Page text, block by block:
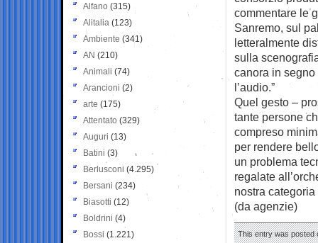
commentare le
Sanremo, sul
letteralmente
sulla
canora in
l’audio.”
Quel gesto –
tante persone
compreso
per rendere
un problema
regalate
nostra categoria
(da agenzie)
This entry was posted
Alfano (315)
Alitalia (123)
Ambiente (341)
AN (210)
Animali (74)
Arancioni (2)
arte (175)
Attentato (329)
Auguri (13)
Batini (3)
Berlusconi (4.295)
Bersani (234)
Biasotti (12)
Boldrini (4)
Bossi (1.221)